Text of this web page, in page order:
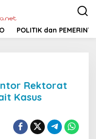
POLITIK dan
Rektorat
Kasus